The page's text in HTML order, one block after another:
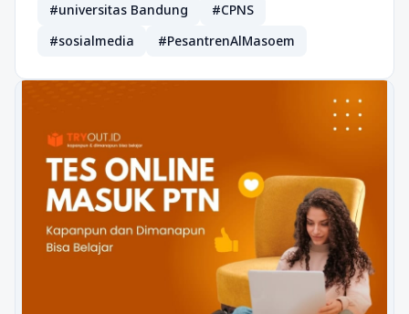
#universitas Bandung
#CPNS
#sosialmedia
#PesantrenAlMasoem